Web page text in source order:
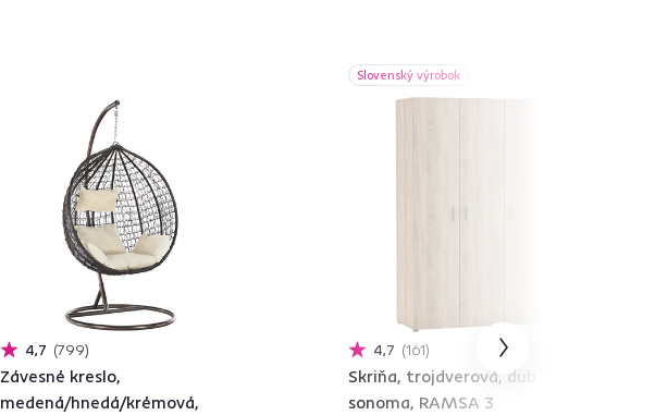
4,7 799
Závesné kreslo,
medená/hnedá/krémová,
Slovenský výrobok
4,7 161
Skriňa, trojdverová, dub
sonoma, RAMSA 3